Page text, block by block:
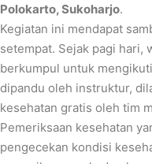
Polokarto, Sukoharjo.
Kegiatan ini mendapat
setempat. Sejak pagi hari,
berkumpul untuk
dipandu oleh instruktur,
kesehatan gratis oleh tim
Pemeriksaan kesehatan
pengecekan kondisi